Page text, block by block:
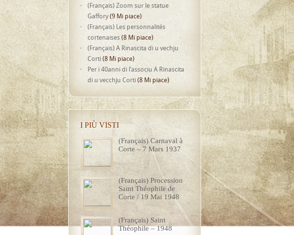
(Français) Zoom sur le statue
Gaffory(9 Mi piace)
(Français) Les personnalités
cortenaises (8 Mi piace)
(Français) A Rinascita di u vechju
Corti(8 Mi piace)
Per i 40anni di l’associu A Rinascita
di u vecchju Corti(8 Mi piace)
I PIÙ VISTI
(Français) Carnaval à
Corte – 7 Mars 1937
(Français) Procession
Saint Théophile de
Corte / 19 Mai 1948
(Français) Saint
Théophile – 1948